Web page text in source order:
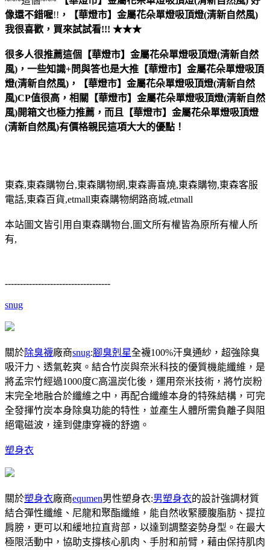
像還不錯喔!! ，
【華燈市】金屬花朵單燈吸頂燈(清新自然風)
我很喜歡，買來試試看!!! ★★★
很多人很推薦這個【華燈市】金屬花朵單燈吸頂燈(清新自然
風)，一些知識+問與答也是大推【華燈市】金屬花朵單燈吸頂
燈(清新自然風)，【華燈市】金屬花朵單燈吸頂燈(清新自然
風)CP值很高，相關【華燈市】金屬花朵單燈吸頂燈(清新自然
風)開箱文也極力推薦，而且【華燈市】金屬花朵單燈吸頂燈
(清新自然風)有價格親民這項大大的優點！
東森,東森購物台,東森購物網,東森壽喜燒,東森購物,東森客服
電話,東森百貨,etmall東森購物網路商城,etmall
本站圖文皆引用自東森購物台,圖文所有權皆為原所有權人所
有,
-----------------------------------
snug
關於除臭襪廠商snug:腳臭剋星全襪100%汗臭通紗，超強除臭
吸汗力、透氣乾爽。結合竹炭與奈米科技的優質機能纖維，是
將孟宗竹經過1000度C高溫炭化後，運用奈米技術，將竹炭粉
末完全地融合於纖維之中，再配合纖維本身的特殊結構，可完
全發揮竹炭本身除臭功能的特性，並產生人體所需負離子與阻
絕電磁波，達到健康穿襪的舒適。
塑身衣
關於塑身衣廠商equmen男性塑身衣:男塑身衣的設計強調材質
結合彈性纖維、尼龍和聚酯纖維，能自然收緊腰腹脂肪、提拉
肩膀，更可以和緩地拉直背部，以達到調整姿勢身型。在最大
極限活動中，協助支撐核心肌肉、手肘和前臂，藉由保持肌肉